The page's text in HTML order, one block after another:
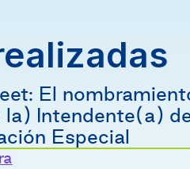
El
la) Intendente(a)
Especial